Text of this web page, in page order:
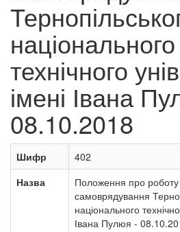
національного
технічного
імені Івана
08.10.2018
Шифр
402
Назва
Положення про роботу
самоврядування
національного
Івана Пулюя -